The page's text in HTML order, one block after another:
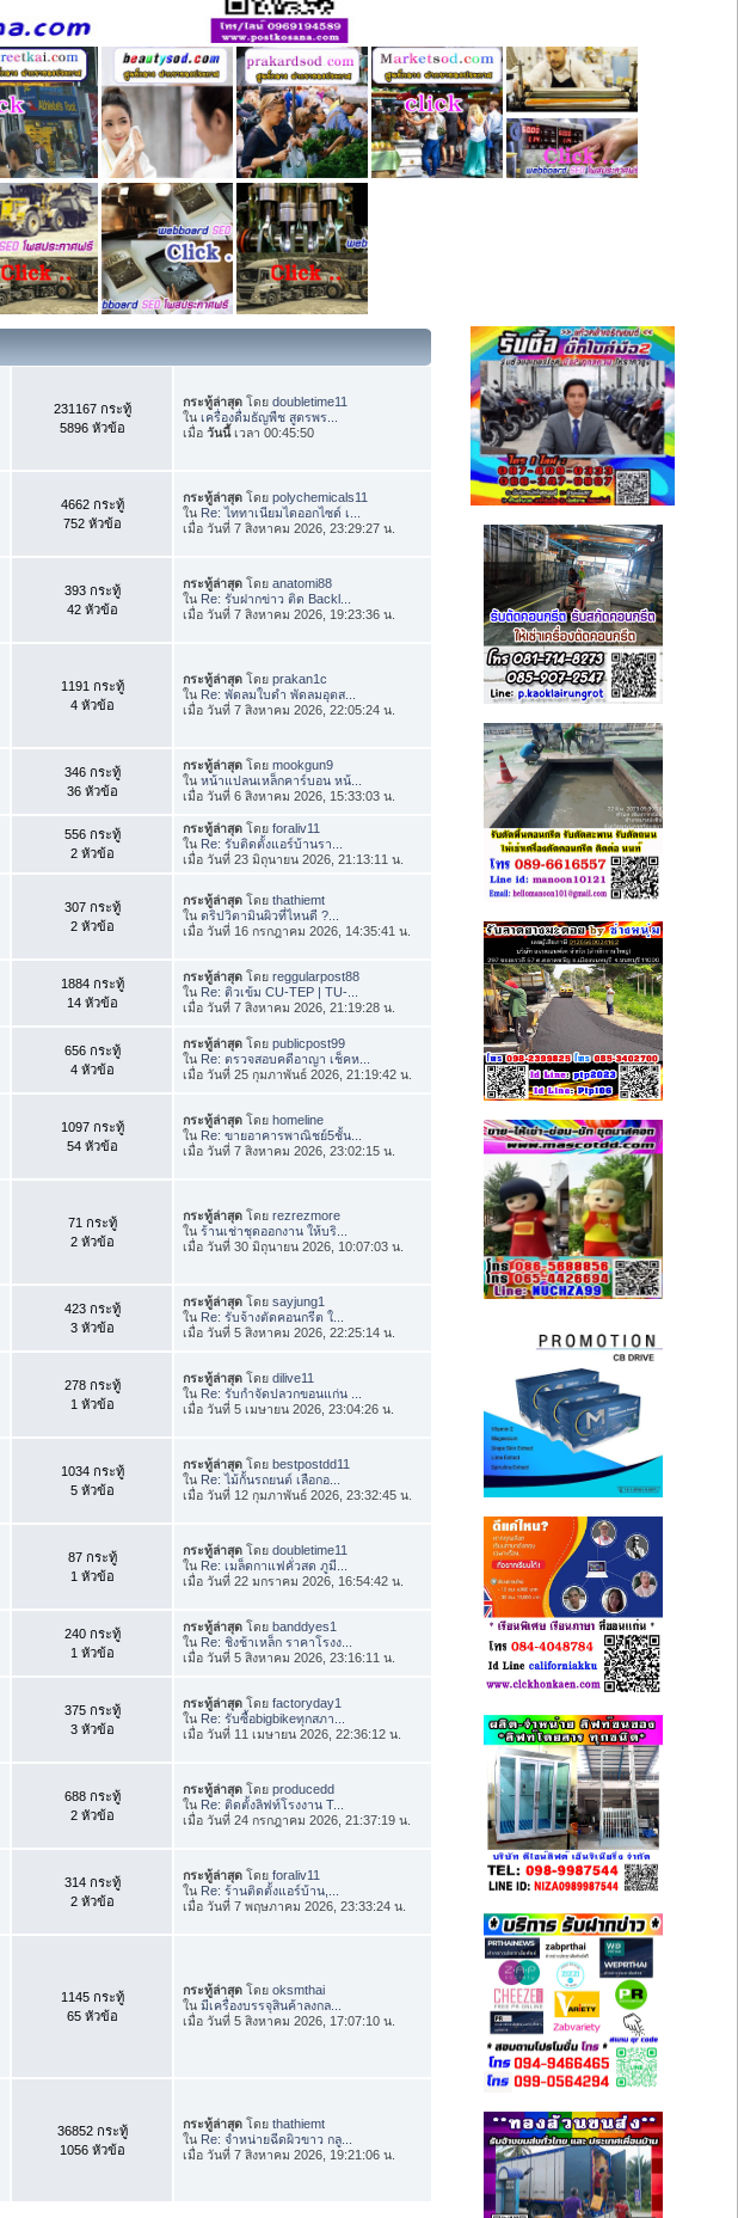
231167 กระทู้
5896 หัวข้อ
กระทู้ล่าสุด โดยdoubletime11
ในเครื่องดื่มธัญพืช สูตรพร...
เมื่อวันนี้เวลา 00:45:50
4662 กระทู้
752 หัวข้อ
กระทู้ล่าสุด โดยpolychemicals11
ใน Re: ไททาเนียมไดออกไซด์ เ...
เมื่อ วันที่ 7 สิงหาคม 2026, 23:29:27 น.
393 กระทู้
42 หัวข้อ
กระทู้ล่าสุด โดยanatomi88
ใน Re: รับฝากข่าว ติด Backl...
เมื่อ วันที่ 7 สิงหาคม 2026, 19:23:36 น.
1191 กระทู้
4 หัวข้อ
กระทู้ล่าสุด โดยprakan1c
ใน Re: พัดลมใบดำ พัดลมอุตส...
เมื่อ วันที่ 7 สิงหาคม 2026, 22:05:24 น.
346 กระทู้
36 หัวข้อ
กระทู้ล่าสุด โดยmookgun9
ในหน้าแปลนเหล็กคาร์บอน หน้...
เมื่อ วันที่ 6 สิงหาคม 2026, 15:33:03 น.
556 กระทู้
2 หัวข้อ
กระทู้ล่าสุด โดยforaliv11
ใน Re: รับติดตั้งแอร์บ้านรา...
เมื่อ วันที่ 23 มิถุนายน 2026, 21:13:11 น.
307 กระทู้
2 หัวข้อ
กระทู้ล่าสุด โดยthathiemt
ในดริปวิตามินผิวที่ไหนดี ?...
เมื่อ วันที่ 16 กรกฎาคม 2026, 14:35:41 น.
1884 กระทู้
14 หัวข้อ
กระทู้ล่าสุด โดยreggularpost88
ใน Re: ติวเข้ม CU-TEP | TU-...
เมื่อ วันที่ 7 สิงหาคม 2026, 21:19:28 น.
656 กระทู้
4 หัวข้อ
กระทู้ล่าสุด โดยpublicpost99
ใน Re: ตรวจสอบคดีอาญา เช็คห...
เมื่อ วันที่ 25 กุมภาพันธ์ 2026, 21:19:42 น.
1097 กระทู้
54 หัวข้อ
กระทู้ล่าสุด โดยhomeline
ใน Re: ขายอาคารพาณิชย์5ชั้น...
เมื่อ วันที่ 7 สิงหาคม 2026, 23:02:15 น.
71 กระทู้
2 หัวข้อ
กระทู้ล่าสุด โดยrezrezmore
ในร้านเช่าชุดออกงาน ให้บริ...
เมื่อ วันที่ 30 มิถุนายน 2026, 10:07:03 น.
423 กระทู้
3 หัวข้อ
กระทู้ล่าสุด โดยsayjung1
ใน Re: รับจ้างตัดคอนกรีต ใ...
เมื่อ วันที่ 5 สิงหาคม 2026, 22:25:14 น.
278 กระทู้
1 หัวข้อ
กระทู้ล่าสุด โดยdilive11
ใน Re: รับกำจัดปลวกขอนแก่น ...
เมื่อ วันที่ 5 เมษายน 2026, 23:04:26 น.
1034 กระทู้
5 หัวข้อ
กระทู้ล่าสุด โดยbestpostdd11
ใน Re: ไม้กั้นรถยนต์ เลือกอ...
เมื่อ วันที่ 12 กุมภาพันธ์ 2026, 23:32:45 น.
87 กระทู้
1 หัวข้อ
กระทู้ล่าสุด โดยdoubletime11
ใน Re: เมล็ดกาแฟคั่วสด ภูมี...
เมื่อ วันที่ 22 มกราคม 2026, 16:54:42 น.
240 กระทู้
1 หัวข้อ
กระทู้ล่าสุด โดยbanddyes1
ใน Re: ชิงช้าเหล็ก ราคาโรงง...
เมื่อ วันที่ 5 สิงหาคม 2026, 23:16:11 น.
375 กระทู้
3 หัวข้อ
กระทู้ล่าสุด โดยfactoryday1
ใน Re: รับซื้อbigbikeทุกสภา...
เมื่อ วันที่ 11 เมษายน 2026, 22:36:12 น.
688 กระทู้
2 หัวข้อ
กระทู้ล่าสุด โดยproducedd
ใน Re: ติดตั้งลิฟท์โรงงาน T...
เมื่อ วันที่ 24 กรกฎาคม 2026, 21:37:19 น.
314 กระทู้
2 หัวข้อ
กระทู้ล่าสุด โดยforaliv11
ใน Re: ร้านติดตั้งแอร์บ้าน,...
เมื่อ วันที่ 7 พฤษภาคม 2026, 23:33:24 น.
1145 กระทู้
65 หัวข้อ
กระทู้ล่าสุด โดยoksmthai
ในมีเครื่องบรรจุสินค้าลงกล...
เมื่อ วันที่ 5 สิงหาคม 2026, 17:07:10 น.
36852 กระทู้
1056 หัวข้อ
กระทู้ล่าสุด โดยthathiemt
ใน Re: จำหน่ายฉีดผิวขาว กลู...
เมื่อ วันที่ 7 สิงหาคม 2026, 19:21:06 น.